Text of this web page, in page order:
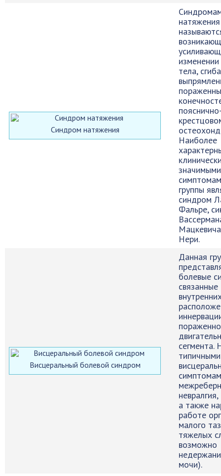
Синдром натяжения
натяжения
тела,
Наиболее
значимыми
группы
синдром
Фальре,
Нери.
Висцеральный болевой синдром
Данная
болевые
сегмента.
типичными
а также
работе
малого
тяжелых
возможно
мочи).